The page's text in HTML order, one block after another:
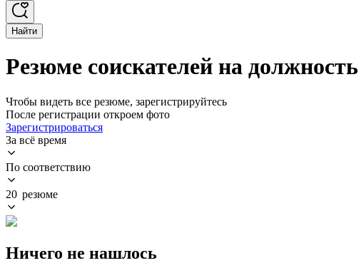
Найти
Резюме соискателей на
Чтобы видеть все резюме, зарегистрируйтесь
После регистрации откроем фото
Зарегистрироваться
За всё время
По соответствию
20 резюме
Ничего не нашлось